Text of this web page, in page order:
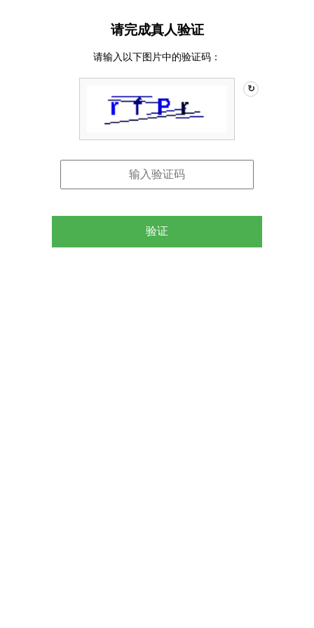
请完成真人验证
请输入以下图片中的验证码：
↻
验证